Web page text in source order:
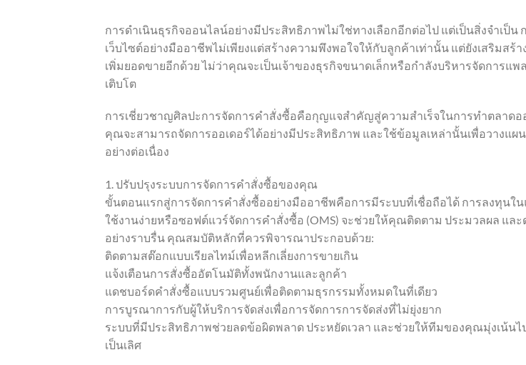
การดำเนินธุรกิจออนไลน์อย่างมีประสิทธิภาพไม่ใช่ทางเลือกอีกต่อไป แต่เป็นสิ่งจำเป็น
เว็บไซต์อย่างมืออาชีพไม่เพียงแต่สร้างความพึงพอใจให้กับลูกค้าเท่านั้น แต่ยังเสริมสร้
เพิ่มยอดขายอีกด้วย ไม่ว่าคุณจะเป็นเจ้าของธุรกิจขนาดเล็กหรือกำลังบริหารจัดการแ
เติบโต
การเชี่ยวชาญศิลปะการจัดการคำสั่งซื้อคือกุญแจสำคัญสู่ความสำเร็จในการทำตลาด
คุณจะสามารถจัดการออเดอร์ได้อย่างมีประสิทธิภาพ และใช้ข้อมูลเหล่านั้นเพื่อวางแผ
อย่างต่อเนื่อง
1. ปรับปรุงระบบการจัดการคำสั่งซื้อของคุณ
ขั้นตอนแรกสู่การจัดการคำสั่งซื้ออย่างมืออาชีพคือการมีระบบที่เชื่อถือได้ การลงทุนใ
ใช้งานง่ายหรือซอฟต์แวร์จัดการคำสั่งซื้อ (OMS) จะช่วยให้คุณติดตาม ประมวลผล แล
อย่างราบรื่น คุณสมบัติหลักที่ควรพิจารณาประกอบด้วย:
ติดตามสต๊อกแบบเรียลไทม์เพื่อหลีกเลี่ยงการขายเกิน
แจ้งเตือนการสั่งซื้ออัตโนมัติทั้งพนักงานและลูกค้า
แดชบอร์ดคำสั่งซื้อแบบรวมศูนย์เพื่อติดตามธุรกรรมทั้งหมดในที่เดียว
การบูรณาการกับผู้ให้บริการจัดส่งเพื่อการจัดการการจัดส่งที่ไม่ยุ่งยาก
ระบบที่มีประสิทธิภาพช่วยลดข้อผิดพลาด ประหยัดเวลา และช่วยให้ทีมของคุณมุ่งเน้น
เป็นเลิศ